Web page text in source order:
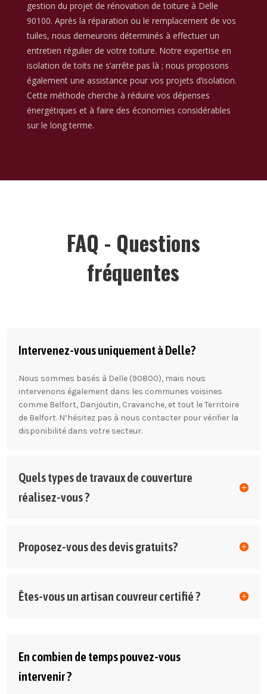
gestion du projet de rénovation de toiture à Delle
90100. Après la réparation ou le remplacement de vos
tuiles, nous demeurons déterminés à effectuer un
entretien régulier de votre toiture. Notre expertise en
isolation de toits ne s’arrête pas là ; nous proposons
également une assistance pour vos projets d’isolation.
Cette méthode cherche à réduire vos dépenses
énergétiques et à faire des économies considérables
sur le long terme.
FAQ - Questions
fréquentes
Intervenez-vous uniquement à Delle?
Nous sommes basés à Delle (90800), mais nous
intervenons également dans les communes voisines
comme Belfort, Danjoutin, Cravanche, et tout le Territoire
de Belfort. N’hésitez pas à nous contacter pour vérifier la
disponibilité dans votre secteur.
Quels types de travaux de couverture
réalisez-vous ?
Proposez-vous des devis gratuits?
Êtes-vous un artisan couvreur certifié ?
En combien de temps pouvez-vous
intervenir ?